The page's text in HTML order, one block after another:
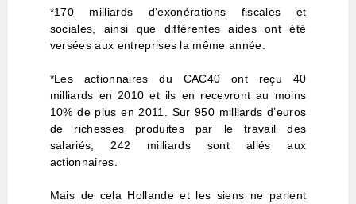
*170 milliards d’exonérations fiscales et
sociales, ainsi que différentes aides ont été
versées aux entreprises la même année.
*Les actionnaires du CAC40 ont reçu 40
milliards en 2010 et ils en recevront au moins
10% de plus en 2011. Sur 950 milliards d’euros
de richesses produites par le travail des
salariés, 242 milliards sont allés aux
actionnaires.
Mais de cela Hollande et les siens ne parlent